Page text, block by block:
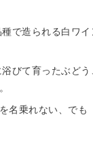
で造られる白ワ
びて育ったぶど
名乗れない、でも